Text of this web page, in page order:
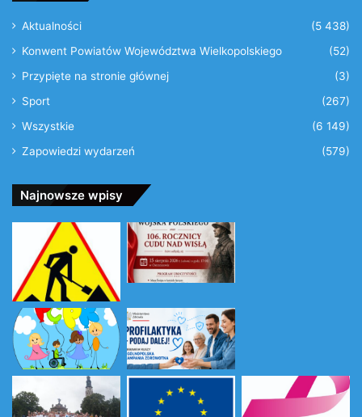
Aktualności
(5 438)
Konwent Powiatów Województwa Wielkopolskiego
(52)
Przypięte na stronie głównej
(3)
Sport
(267)
Wszystkie
(6 149)
Zapowiedzi wydarzeń
(579)
Najnowsze wpisy